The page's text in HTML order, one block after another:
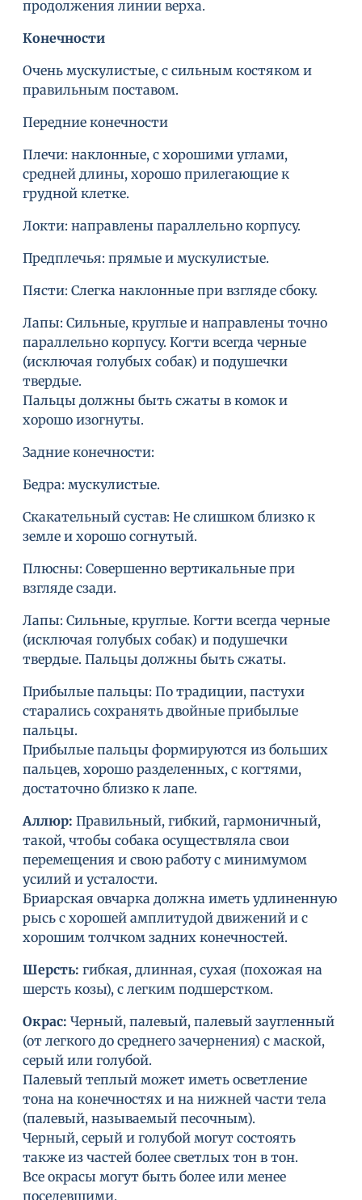
продолжения линии верха.
Конечности
Очень мускулистые, с сильным костяком и
правильным поставом.
Передние конечности
Плечи: наклонные, с хорошими углами,
средней длины, хорошо прилегающие к
грудной клетке.
Локти: направлены параллельно корпусу.
Предплечья: прямые и мускулистые.
Пясти: Слегка наклонные при взгляде сбоку.
Лапы: Сильные, круглые и направлены точно
параллельно корпусу. Когти всегда черные
(исключая голубых собак) и подушечки
твердые.
Пальцы должны быть сжаты в комок и
хорошо изогнуты.
Задние конечности:
Бедра: мускулистые.
Скакательный сустав: Не слишком близко к
земле и хорошо согнутый.
Плюсны: Совершенно вертикальные при
взгляде сзади.
Лапы: Сильные, круглые. Когти всегда черные
(исключая голубых собак) и подушечки
твердые. Пальцы должны быть сжаты.
Прибылые пальцы: По традиции, пастухи
старались сохранять двойные прибылые
пальцы.
Прибылые пальцы формируются из больших
пальцев, хорошо разделенных, с когтями,
достаточно близко к лапе.
Аллюр: Правильный, гибкий, гармоничный,
такой, чтобы собака осуществляла свои
перемещения и свою работу с минимумом
усилий и усталости.
Бриарская овчарка должна иметь удлиненную
рысь с хорошей амплитудой движений и с
хорошим толчком задних конечностей.
Шерсть: гибкая, длинная, сухая (похожая на
шерсть козы), с легким подшерстком.
Окрас: Черный, палевый, палевый заугленный
(от легкого до среднего зачернения) с маской,
серый или голубой.
Палевый теплый может иметь осветление
тона на конечностях и на нижней части тела
(палевый, называемый песочным).
Черный, серый и голубой могут состоять
также из частей более светлых тон в тон.
Все окрасы могут быть более или менее
поседевшими.